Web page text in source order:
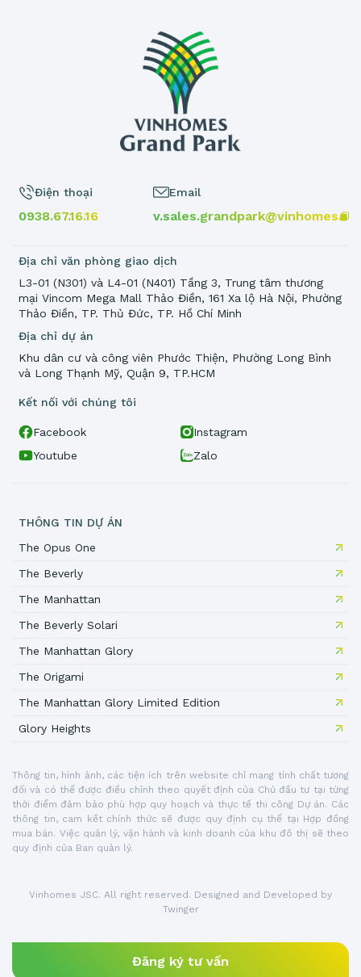
Vinhomes JSC. All right reserved. Designed and Developed by
Twinger
Đăng ký tư vấn
Địa chỉ dự án
Khu dân cư và công viên Phước Thiện, Phường Long Bình
và Long Thạnh Mỹ, Quận 9, TP.HCM
Điện thoại
0938.67.16.16
Email
v.sales.grandpark@vinhomes.vn
Địa chỉ văn phòng giao dịch
L3-01 (N301) và L4-01 (N401) Tầng 3, Trung tâm thương
mại Vincom Mega Mall Thảo Điền, 161 Xa lộ Hà Nội, Phường
Thảo Điền, TP. Thủ Đức, TP. Hồ Chí Minh
Kết nối với chúng tôi
Facebook
Instagram
Youtube
Zalo
THÔNG TIN DỰ ÁN
The Opus One
The Beverly
The Manhattan
The Beverly Solari
The Manhattan Glory
The Origami
The Manhattan Glory Limited Edition
Glory Heights
Thông tin, hình ảnh, các tiện ích trên website chỉ mang tính chất tương
đối và có thể được điều chỉnh theo quyết định của Chủ đầu tư tại từng
thời điểm đảm bảo phù hợp quy hoạch và thực tế thi công Dự án. Các
thông tin, cam kết chính thức sẽ được quy định cụ thể tại Hợp đồng
mua bán. Việc quản lý, vận hành và kinh doanh của khu đô thị sẽ theo
quy định của Ban quản lý.